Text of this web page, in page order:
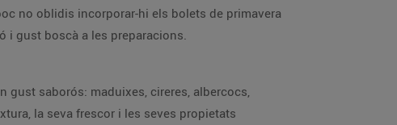
no oblidis incorporar-hi els bolets de primavera
i gust boscà a les preparacions.
gust saborós: maduixes, cireres, albercocs,
la seva frescor i les seves propietats